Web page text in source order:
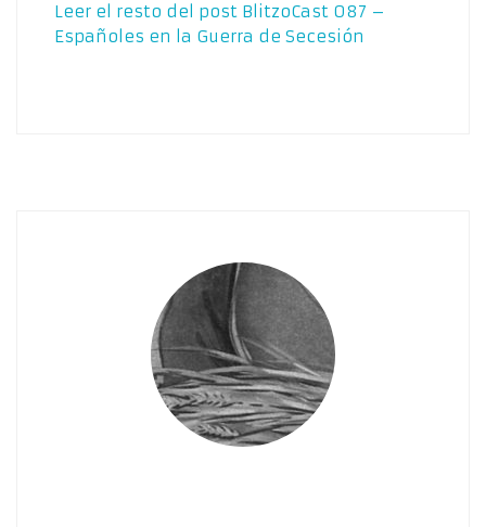
Leer el resto del post BlitzoCast 087 –
Españoles en la Guerra de Secesión